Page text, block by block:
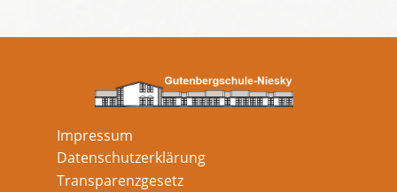
Impressum
Datenschutzerklärung
Transparenzgesetz